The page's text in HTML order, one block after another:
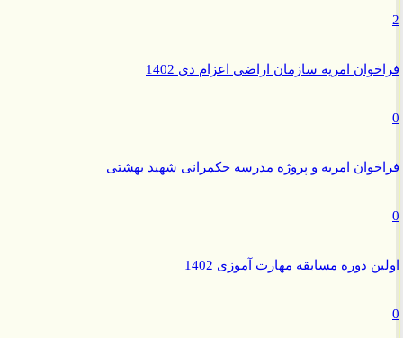
امریه سازمان اراضی اعزام دی 1402
امریه و پروژه مدرسه حکمرانی شهید بهشتی
دوره مسابقه مهارت آموزی 1402